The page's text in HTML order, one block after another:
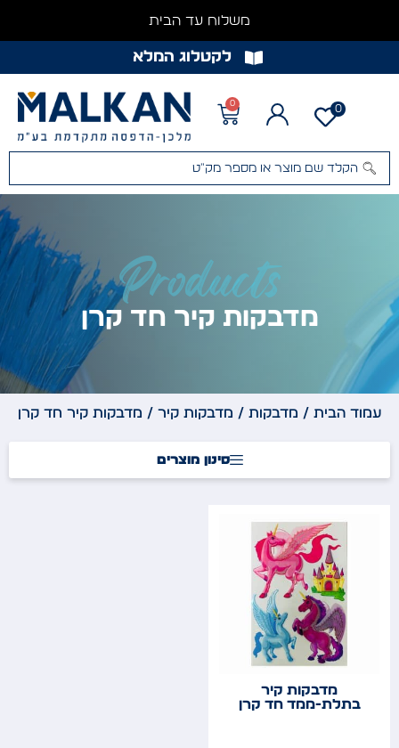
משלוח עד הבית
לקטלוג המלא
0
0
Products
מדבקות קיר חד קרן
עמוד הבית/ מדבקות/ מדבקות קיר/ מדבקות קיר חד קרן
סינון מוצרים
מדבקות קיר
בתלת-ממד חד קרן